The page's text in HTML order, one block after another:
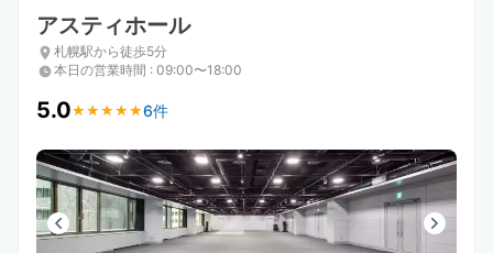
アスティホール
札幌駅から徒歩5分
本日の営業時間 : 09:00〜18:00
5.0★ ★ ★ ★ ★
★ ★ ★ ★ ★6件